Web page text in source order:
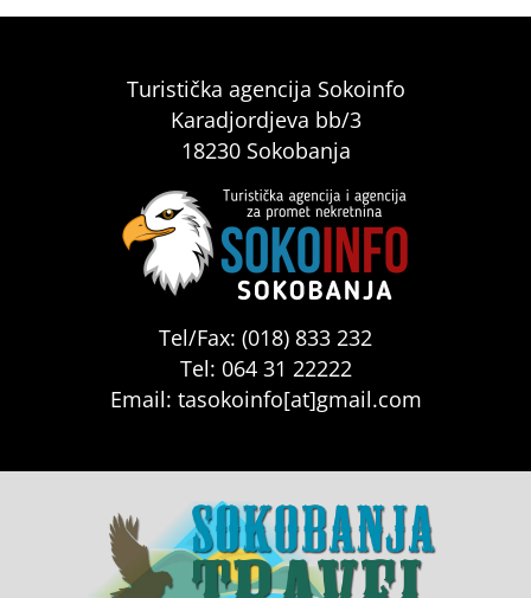
Turistička agencija Sokoinfo
Karadjordjeva bb/3
18230 Sokobanja
Tel/Fax: (018) 833 232
Tel: 064 31 22222
Email: tasokoinfo[at]gmail.com